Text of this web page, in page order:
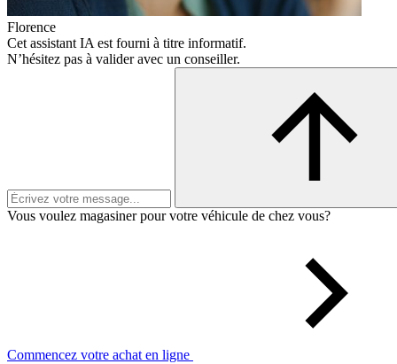
Florence
Cet assistant IA est fourni à titre informatif.
N’hésitez pas à valider avec un conseiller.
Vous voulez magasiner pour votre véhicule de chez vous?
Commencez votre achat en ligne